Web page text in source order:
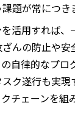
題が常につき
活用すれば、
んの防止や安
自律的なプロ
ク遂行も実現
チェーンを組